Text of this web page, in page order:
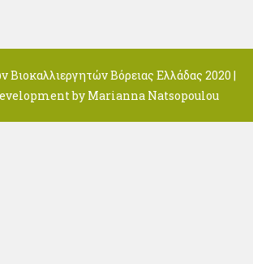
Βόρειας Ελλάδας 2020 |
by Marianna Natsopoulou